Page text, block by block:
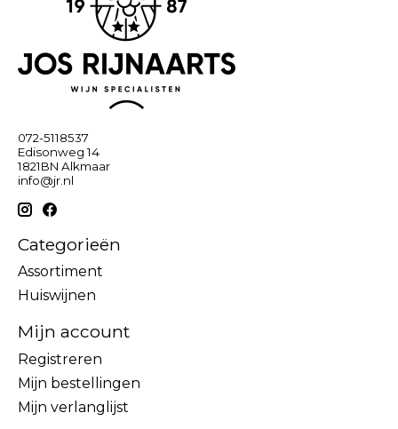
072-5118537
Edisonweg 14
1821BN Alkmaar
info@jr.nl
Categorieën
Assortiment
Huiswijnen
Mijn account
Registreren
Mijn bestellingen
Mijn verlanglijst